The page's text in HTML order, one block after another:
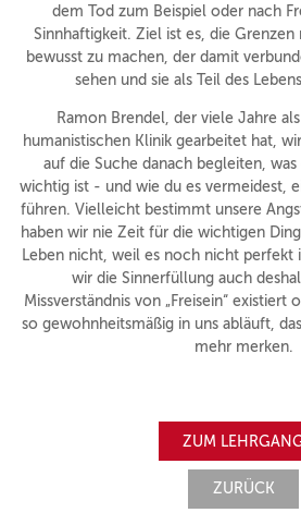
dem Tod zum Beispiel oder nach
Sinnhaftigkeit. Ziel ist es, die
bewusst zu machen, der damit
sehen und sie als Teil des
Ramon Brendel, der viele Jahre
humanistischen Klinik gearbeitet hat,
auf die Suche danach begleiten,
wichtig ist - und wie du es vermeidest,
führen. Vielleicht bestimmt unsere
haben wir nie Zeit für die wichtigen
Leben nicht, weil es noch nicht perfekt
wir die Sinnerfüllung auch
Missverständnis von „Freisein“ existiert
so gewohnheitsmäßig in uns abläuft,
mehr merken.
ZUM
ZURÜCK